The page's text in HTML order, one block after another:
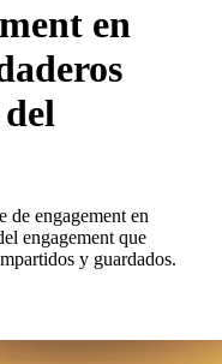
en
de engagement en
engagement que
y guardados.